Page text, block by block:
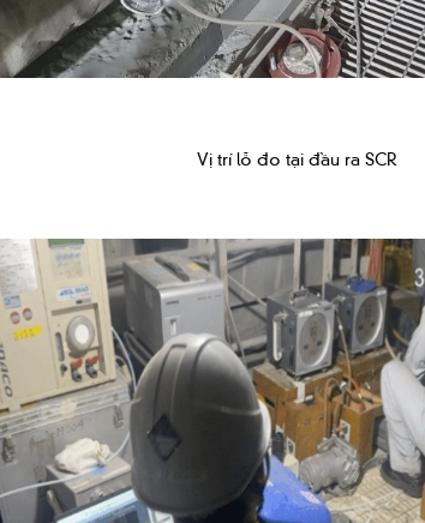
Vị trí lỗ đo tại đầu ra SCR